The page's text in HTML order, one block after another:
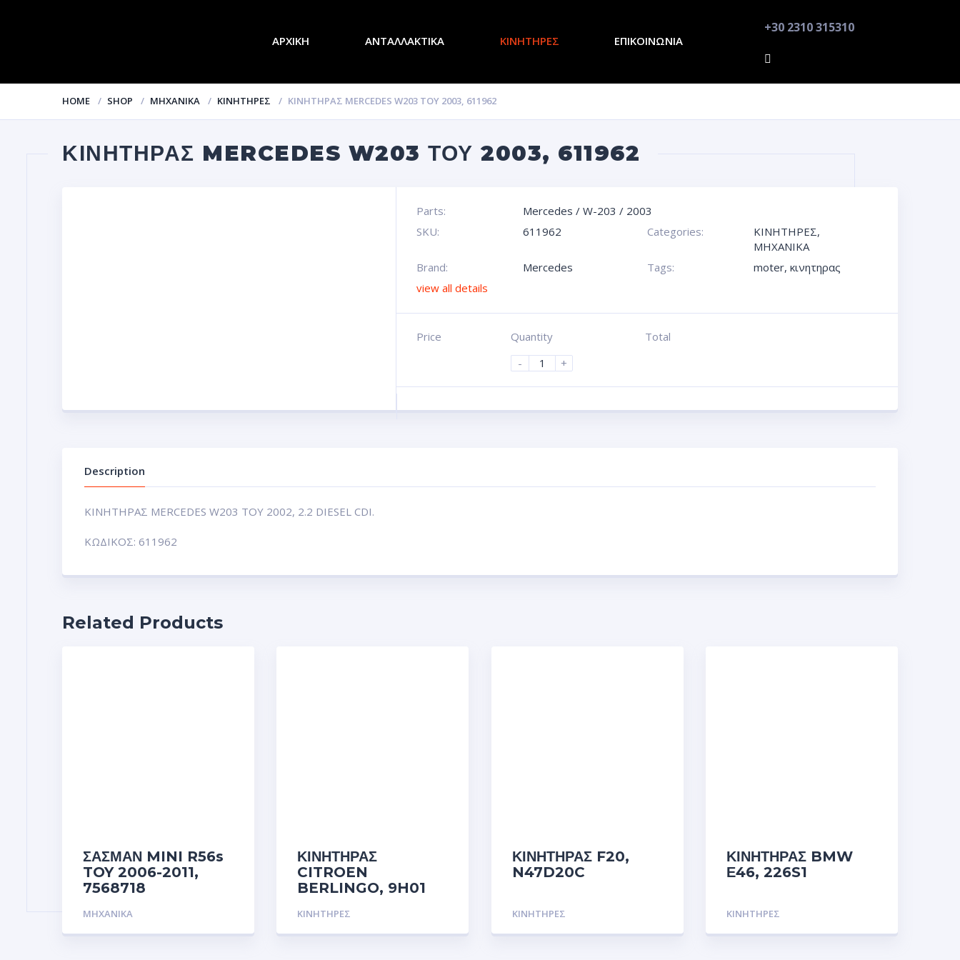
ΑΡΧΙΚΗ ΑΝΤΑΛΛΑΚΤΙΚΑ ΚΙΝΗΤΗΡΕΣ ΕΠΙΚΟΙΝΩΝΙΑ
+30 2310 315310
HOME SHOP ΜΗΧΑΝΙΚΑ ΚΙΝΗΤΗΡΕΣ ΚΙΝΗΤΗΡΑΣ MERCEDES W203 ΤΟΥ 2003, 611962
ΚΙΝΗΤΗΡΑΣ MERCEDES W203 ΤΟΥ 2003, 611962
Parts: Mercedes / W-203 / 2003
SKU:
611962 Categories: ΚΙΝΗΤΗΡΕΣ,
ΜΗΧΑΝΙΚΑ
Brand:
Mercedes Tags: moter, κινητηρας
view all details
Price
Quantity
-
+
Total
Description
ΚΙΝΗΤΗΡΑΣ MERCEDES W203 ΤΟΥ 2002, 2.2 DIESEL CDI.
ΚΩΔΙΚΟΣ: 611962
Related Products
ΣΑΣΜΑΝ MINI R56s
TOY 2006-2011,
7568718
ΜΗΧΑΝΙΚΑ
ΚΙΝΗΤΗΡΑΣ
CITROEN
BERLINGO, 9H01
ΚΙΝΗΤΗΡΕΣ
ΚΙΝΗΤΗΡΑΣ F20,
N47D20C
ΚΙΝΗΤΗΡΕΣ
ΚΙΝΗΤΗΡΑΣ BMW
Ε46, 226S1
ΚΙΝΗΤΗΡΕΣ